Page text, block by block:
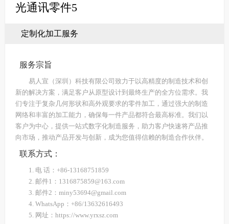
光通讯零件5
定制化加工服务
服务宗旨
易人宣（深圳）科技有限公司致力于以高精度的制造技术和创
新的解决方案，满足客户从原型设计到最终生产的全方位需求。我
们专注于复杂几何形状和高外观要求的零件加工，通过强大的制造
网络和丰富的加工能力，确保每一件产品都符合最高标准。我们以
客户为中心，提供一站式数字化制造服务，助力客户快速将产品推
向市场，推动产品开发与创新，成为您值得信赖的制造合作伙伴。
联系方式：
1. 电 话：+86-13168751859
2. 邮件1：1316875859@163.com
3. 邮件2：miny53694@gmail.com
4. WhatsApp：+86/13632616493
5. 网址：https://www.yrxsz.com